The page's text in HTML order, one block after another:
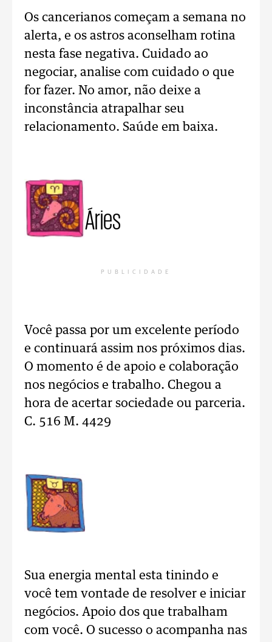
Os cancerianos começam a semana no
alerta, e os astros aconselham rotina
nesta fase negativa. Cuidado ao
negociar, analise com cuidado o que
for fazer. No amor, não deixe a
inconstância atrapalhar seu
relacionamento. Saúde em baixa.
Áries
PUBLICIDADE
Você passa por um excelente período
e continuará assim nos próximos dias.
O momento é de apoio e colaboração
nos negócios e trabalho. Chegou a
hora de acertar sociedade ou parceria.
C. 516 M. 4429
Sua energia mental esta tinindo e
você tem vontade de resolver e iniciar
negócios. Apoio dos que trabalham
com você. O sucesso o acompanha nas